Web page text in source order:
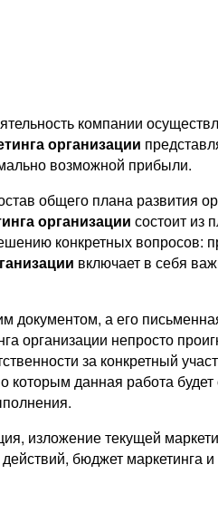
компании
организации
возможной прибыли.
общего плана развития
организации состоит из
конкретных вопросов:
включает в себя
документом, а его
организации непросто
за конкретный
данная работа
изложение текущей
бюджет